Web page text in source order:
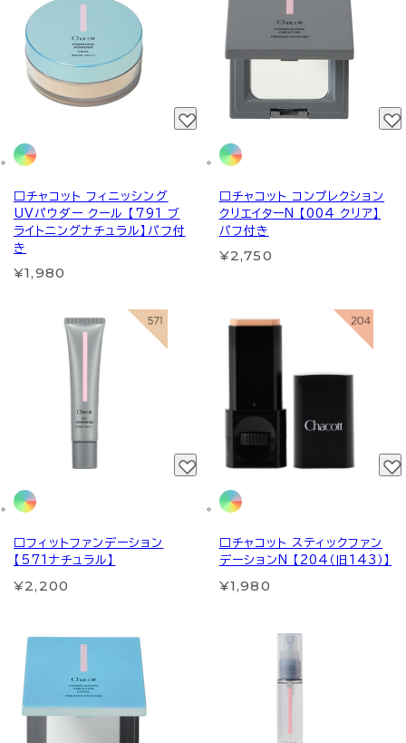
□チャコット フィニッシング
UVパウダー クール 【791 ブ
ライトニングナチュラル】パフ付
き
¥1,980
□チャコット コンプレクション
クリエイターN 【004 クリア】
パフ付き
¥2,750
□フィットファンデーション
【571ナチュラル】
¥2,200
□チャコット スティックファン
デーションN 【204（旧143）】
¥1,980